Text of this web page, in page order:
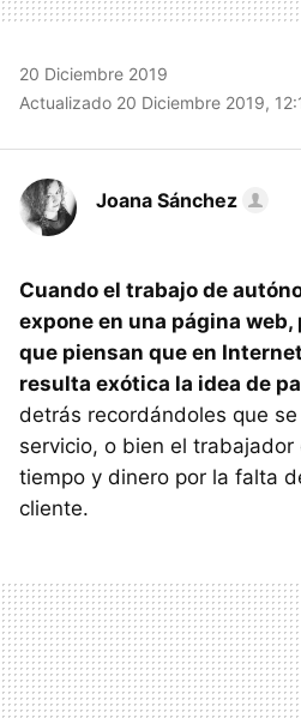
20 Diciembre 2019
Actualizado 20 Diciembre 2019,
Joana Sánchez
Cuando el trabajo de
expone en una página
que piensan que en
resulta exótica la idea de
detrás recordándoles que
servicio, o bien el trabajador
tiempo y dinero por la falta
cliente.